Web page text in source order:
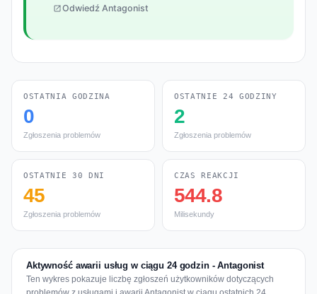
Odwiedź Antagonist
OSTATNIA GODZINA
0
Zgłoszenia problemów
OSTATNIE 24 GODZINY
2
Zgłoszenia problemów
OSTATNIE 30 DNI
45
Zgłoszenia problemów
CZAS REAKCJI
544.8
Milisekundy
Aktywność awarii usług w ciągu 24 godzin - Antagonist
Ten wykres pokazuje liczbę zgłoszeń użytkowników dotyczących